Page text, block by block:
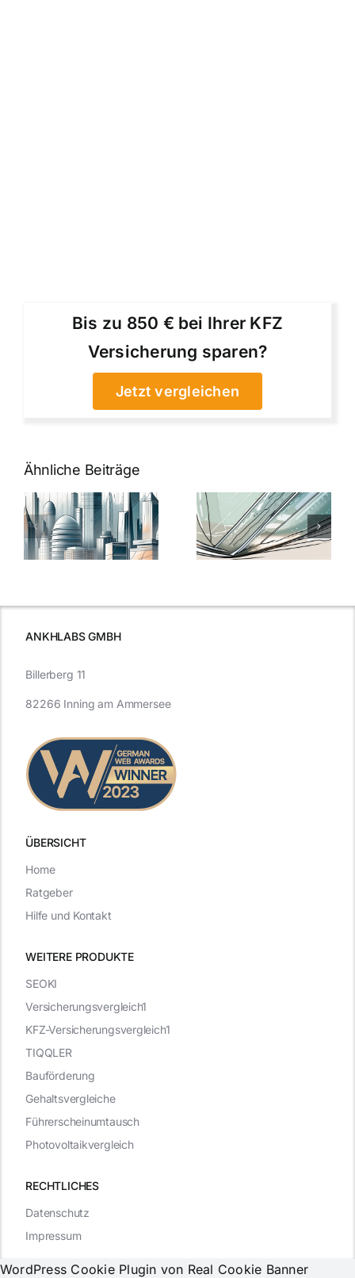
Bis zu 850 € bei Ihrer KFZ
Versicherung sparen?
Jetzt vergleichen
Ähnliche Beiträge
5 Gründe,
warum
Nanoversiegelung
auf Glas
7
Expertentipps
für maximale
ANKHLABS GMBH
ÜBERSICHT
WEITERE PRODUKTE
RECHTLICHES
Billerberg 11
82266 Inning am Ammersee
Datenschutz
Impressum
SEOKI
Versicherungsvergleich1
KFZ-Versicherungsvergleich1
TIQQLER
Bauförderung
Gehaltsvergleiche
Führerscheinumtausch
Photovoltaikvergleich
Home
Ratgeber
Hilfe und Kontakt
WordPress Cookie Plugin von Real Cookie Banner